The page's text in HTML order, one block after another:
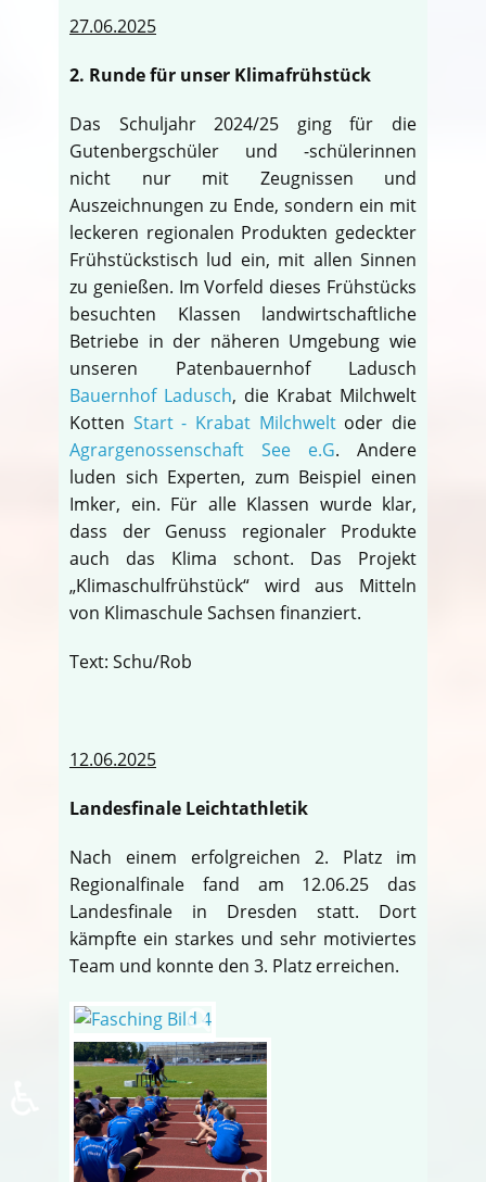
27.06.2025
2. Runde für unser Klimafrühstück
Das Schuljahr 2024/25 ging für die
Gutenbergschüler und -schülerinnen
nicht nur mit Zeugnissen und
Auszeichnungen zu Ende, sondern ein mit
leckeren regionalen Produkten gedeckter
Frühstückstisch lud ein, mit allen Sinnen
zu genießen. Im Vorfeld dieses Frühstücks
besuchten Klassen landwirtschaftliche
Betriebe in der näheren Umgebung wie
unseren Patenbauernhof Ladusch
Bauernhof Ladusch, die Krabat Milchwelt
Kotten Start - Krabat Milchweltoder die
Agrargenossenschaft See e.G. Andere
luden sich Experten, zum Beispiel einen
Imker, ein. Für alle Klassen wurde klar,
dass der Genuss regionaler Produkte
auch das Klima schont. Das Projekt
„Klimaschulfrühstück“ wird aus Mitteln
von Klimaschule Sachsen finanziert.
Text: Schu/Rob
12.06.2025
Landesfinale Leichtathletik
Nach einem erfolgreichen 2. Platz im
Regionalfinale fand am 12.06.25 das
Landesfinale in Dresden statt. Dort
kämpfte ein starkes und sehr motiviertes
Team und konnte den 3. Platz erreichen.